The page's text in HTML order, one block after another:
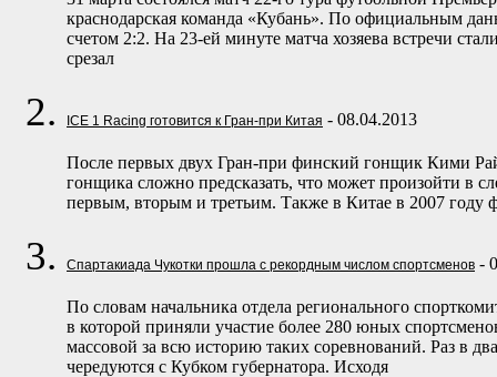
краснодарская команда «Кубань». По официальным
счетом 2:2. На 23-ей минуте матча хозяева встречи
срезал
ICE 1 Racing готовится к Гран-при Китая - 08.04.2013
После первых двух Гран-при финский гонщик Кими
гонщика сложно предсказать, что может произойти
первым, вторым и третьим. Также в Китае в 2007 году
Спартакиада Чукотки прошла с рекордным числом спортсменов -
По словам начальника отдела регионального
в которой приняли участие более 280 юных
массовой за всю историю таких соревнований. Раз в
чередуются с Кубком губернатора. Исходя